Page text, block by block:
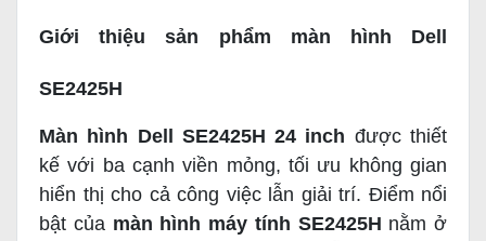
Giới thiệu sản phẩm màn hình Dell
SE2425H
Màn hình Dell SE2425H 24 inch được thiết
kế với ba cạnh viền mỏng, tối ưu không gian
hiển thị cho cả công việc lẫn giải trí. Điểm nổi
bật của màn hình máy tính SE2425H nằm ở